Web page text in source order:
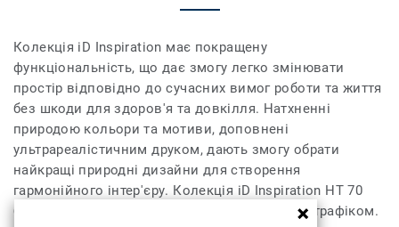
Колекція iD Inspiration має покращену
функціональність, що дає змогу легко змінювати
простір відповідно до сучасних вимог роботи та життя
без шкоди для здоров'я та довкілля. Натхненні
природою кольори та мотиви, доповнені
ультрареалістичним друком, дають змогу обрати
найкращі природні дизайни для створення
гармонійного інтер'єру. Колекція iD Inspiration HT 70
було розроблено для приміщень із високим трафіком.